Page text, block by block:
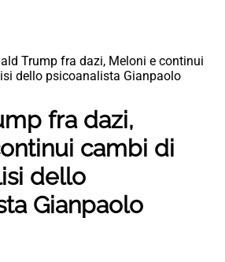
Trump fra dazi, Meloni e continui
dello psicoanalista Gianpaolo
fra dazi,
cambi di
dello
Gianpaolo